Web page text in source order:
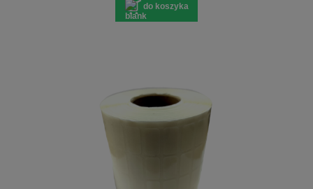
do koszyka